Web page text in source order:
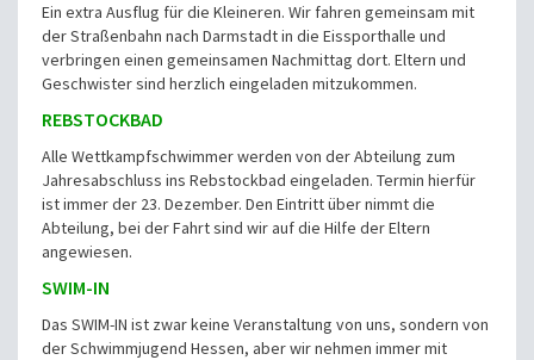
Ein extra Ausflug für die Kleineren. Wir fahren gemeinsam mit
der Straßenbahn nach Darmstadt in die Eissporthalle und
verbringen einen gemeinsamen Nachmittag dort. Eltern und
Geschwister sind herzlich eingeladen mitzukommen.
REBSTOCKBAD
Alle Wettkampfschwimmer werden von der Abteilung zum
Jahresabschluss ins Rebstockbad eingeladen. Termin hierfür
ist immer der 23. Dezember. Den Eintritt über nimmt die
Abteilung, bei der Fahrt sind wir auf die Hilfe der Eltern
angewiesen.
SWIM-IN
Das SWIM-IN ist zwar keine Veranstaltung von uns, sondern von
der Schwimmjugend Hessen, aber wir nehmen immer mit